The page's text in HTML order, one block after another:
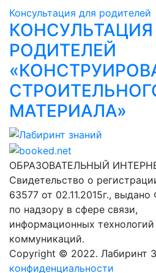
Консультация для родителей
РОДИТЕЛЕЙ
МАТЕРИАЛА»
Лабиринт знаний
ОБРАЗОВАТЕЛЬНЫЙ
Свидетельство о
63577 от 02.11.2015г.,
по надзору в сфере связи,
информационных
коммуникаций.
Copyright © 2022. Лабиринт
конфиденциальности